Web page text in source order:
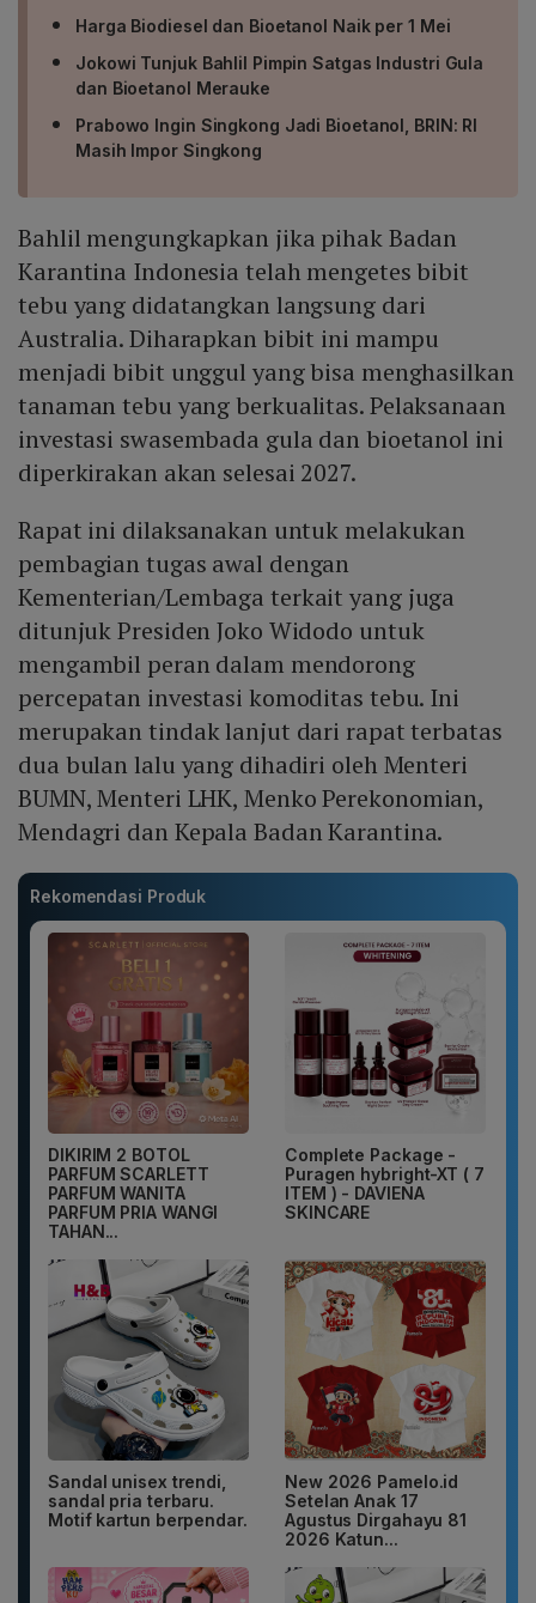
Harga Biodiesel dan Bioetanol Naik per 1 Mei
Jokowi Tunjuk Bahlil Pimpin Satgas Industri Gula
dan Bioetanol Merauke
Prabowo Ingin Singkong Jadi Bioetanol, BRIN: RI
Masih Impor Singkong
Bahlil mengungkapkan jika pihak Badan
Karantina Indonesia telah mengetes bibit
tebu yang didatangkan langsung dari
Australia. Diharapkan bibit ini mampu
menjadi bibit unggul yang bisa menghasilkan
tanaman tebu yang berkualitas. Pelaksanaan
investasi swasembada gula dan bioetanol ini
diperkirakan akan selesai 2027.
Rapat ini dilaksanakan untuk melakukan
pembagian tugas awal dengan
Kementerian/Lembaga terkait yang juga
ditunjuk Presiden Joko Widodo untuk
mengambil peran dalam mendorong
percepatan investasi komoditas tebu. Ini
merupakan tindak lanjut dari rapat terbatas
dua bulan lalu yang dihadiri oleh Menteri
BUMN, Menteri LHK, Menko Perekonomian,
Mendagri dan Kepala Badan Karantina.
Rekomendasi Produk
DIKIRIM 2 BOTOL
PARFUM SCARLETT
PARFUM WANITA
PARFUM PRIA WANGI
TAHAN...
Complete Package -
Puragen hybright-XT ( 7
ITEM ) - DAVIENA
SKINCARE
Sandal unisex trendi,
sandal pria terbaru.
Motif kartun berpendar.
New 2026 Pamelo.id
Setelan Anak 17
Agustus Dirgahayu 81
2026 Katun...